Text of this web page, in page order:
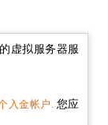
虚拟服务器服
入金帐户. 您应